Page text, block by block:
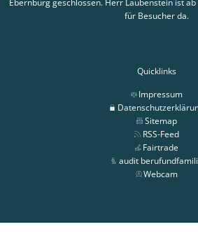
für Besucher da.
Quicklinks
Impressum
Sitemap
RSS-Feed
Fairtrade
audit
Webcam